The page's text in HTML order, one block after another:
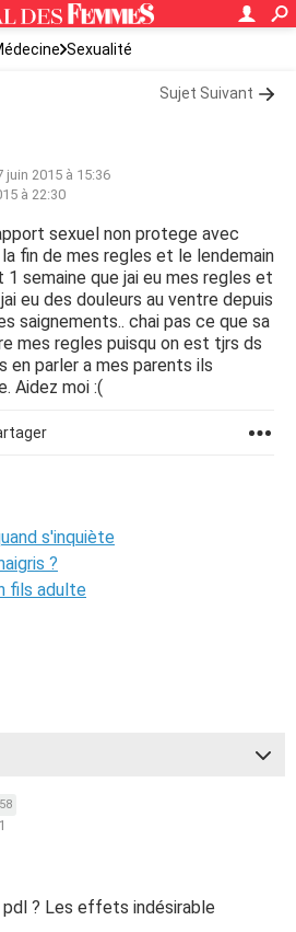
Sexualité
Sujet Suivant
juin 2015 à 15:36
à 22:30
sexuel non protege avec
fin de mes regles et le lendemain
1 semaine que jai eu mes regles et
eu des douleurs au ventre depuis
saignements.. chai pas ce que sa
mes regles puisqu on est tjrs ds
en parler a mes parents ils
Aidez moi :(
s'inquiète
?
fils adulte
? Les effets indésirable